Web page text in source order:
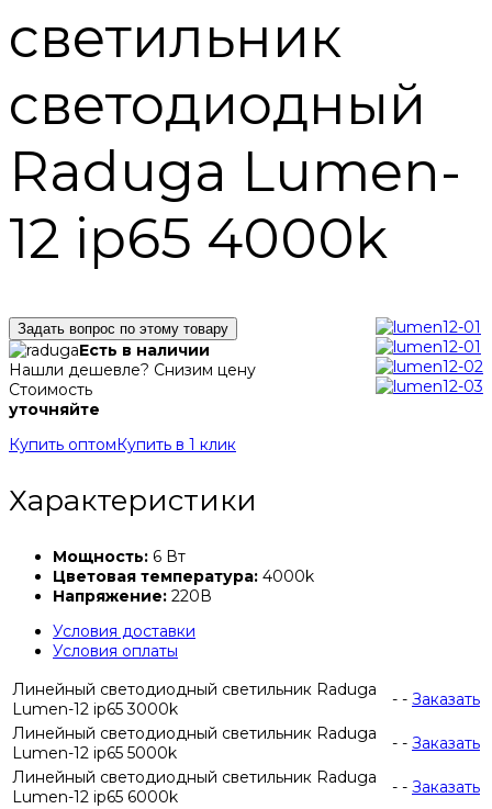
светильник
светодиодный
Raduga Lumen-
12 ip65 4000k
Задать вопрос по этому товару
Есть в наличии
Нашли дешевле? Снизим цену
Стоимость
уточняйте
Купить оптом Купить в 1 клик
Характеристики
Мощность: 6 Вт
Цветовая температура: 4000k
Напряжение: 220В
Условия доставки
Условия оплаты
Линейный светодиодный светильник Raduga
Lumen-12 ip65 3000k
- - Заказать
Линейный светодиодный светильник Raduga
Lumen-12 ip65 5000k
- - Заказать
Линейный светодиодный светильник Raduga
Lumen-12 ip65 6000k
- - Заказать